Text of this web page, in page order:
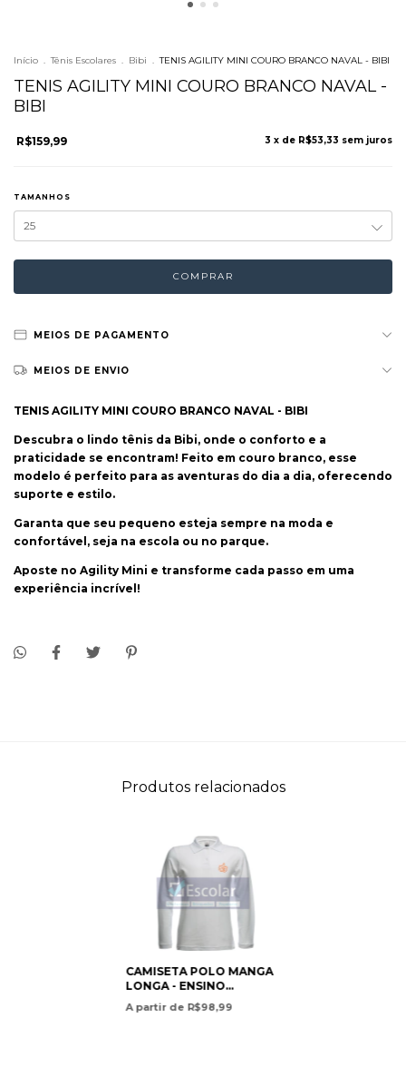
Início . Tênis Escolares . Bibi . TENIS AGILITY MINI COURO BRANCO NAVAL - BIBI
TENIS AGILITY MINI COURO BRANCO NAVAL -
BIBI
R$159,99 3 x de R$53,33 sem juros
TAMANHOS
MEIOS DE PAGAMENTO
MEIOS DE ENVIO
TENIS AGILITY MINI COURO BRANCO NAVAL - BIBI
Descubra o lindo tênis da Bibi, onde o conforto e a
praticidade se encontram! Feito em couro branco, esse
modelo é perfeito para as aventuras do dia a dia, oferecendo
suporte e estilo.
Garanta que seu pequeno esteja sempre na moda e
confortável, seja na escola ou no parque.
Aposte no Agility Mini e transforme cada passo em uma
experiência incrível!
Produtos relacionados
CAMISETA POLO MANGA
LONGA - ENSINO
INFANTIL E
FUNDAMENTAL / LONG
A partir de R$98,99